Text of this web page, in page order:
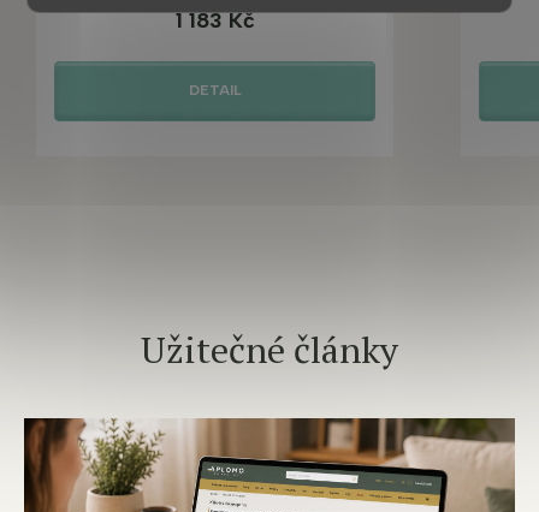
1 183 Kč
DETAIL
Užitečné články